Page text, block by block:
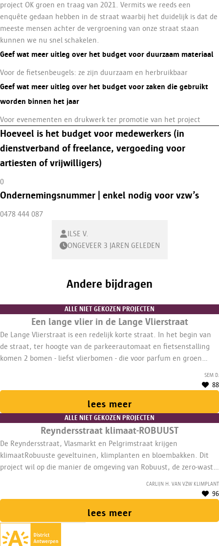
project OK groen en traag van 2021. Vermits we reeds een
enquête gedaan hebben in de straat waarbij het duidelijk is dat de
meeste mensen achter de vergroening van onze straat staan
kunnen we nu snel schakelen.
Geef wat meer uitleg over het budget voor duurzaam materiaal
Voor de fietsenbeugels: ze zijn duurzaam en herbruikbaar
Geef wat meer uitleg over het budget voor zaken die gebruikt
worden binnen het jaar
Voor evenementen en drukwerk ter promotie van het project
Hoeveel is het budget voor medewerkers (in
dienstverband of freelance, vergoeding voor
artiesten of vrijwilligers)
0
Ondernemingsnummer | enkel nodig voor vzw’s
0478 444 087
ILSE V.
ONGEVEER 3 JAREN GELEDEN
Andere bijdragen
ALLE NIET GEKOZEN PROJECTEN
Een lange vlier in de Lange Vlierstraat
De Lange Vlierstraat is een redelijk korte straat. In het begin van
de straat, ter hoogte van de parkeerautomaat en fietsenstalling
komen 2 bomen - liefst vlierbomen - die voor parfum en groen
Sem D.
88
lees meer
ALLE NIET GEKOZEN PROJECTEN
Reyndersstraat klimaat-ROBUUST
De Reyndersstraat, Vlasmarkt en Pelgrimstraat krijgen
klimaatRobuuste geveltuinen, klimplanten en bloembakken. Dit
project wil op die manier de omgeving van Robuust, de zero-waste
Carlijn H. van vzw klimplant
96
lees meer